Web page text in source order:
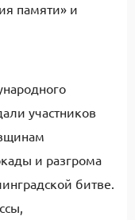
памяти» и
участников
и разгрома
битве.